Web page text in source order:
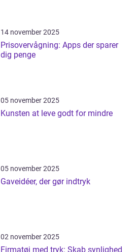
14 november 2025
Prisovervågning: Apps der sparer
dig penge
05 november 2025
Kunsten at leve godt for mindre
05 november 2025
Gaveidéer, der gør indtryk
02 november 2025
Firmatøj med tryk: Skab synlighed